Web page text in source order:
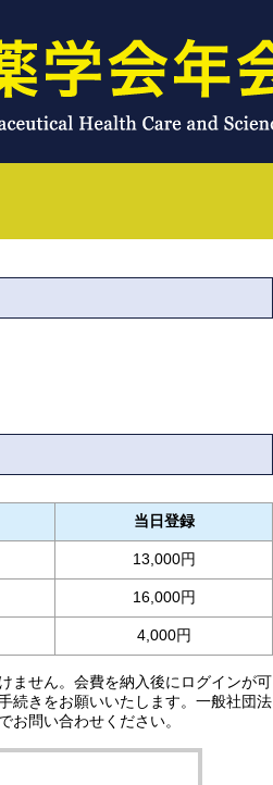
当日登録
13,000円
16,000円
4,000円
ません。会費を納入後にログインが可
続きをお願いいたします。一般社団法
お問い合わせください。